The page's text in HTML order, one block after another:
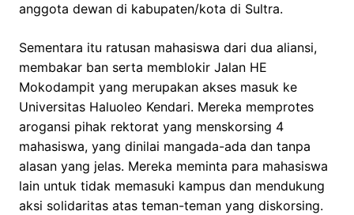
anggota dewan di kabupaten/kota di Sultra.
Sementara itu ratusan mahasiswa dari dua aliansi,
membakar ban serta memblokir Jalan HE
Mokodampit yang merupakan akses masuk ke
Universitas Haluoleo Kendari. Mereka memprotes
arogansi pihak rektorat yang menskorsing 4
mahasiswa, yang dinilai mangada-ada dan tanpa
alasan yang jelas. Mereka meminta para mahasiswa
lain untuk tidak memasuki kampus dan mendukung
aksi solidaritas atas teman-teman yang diskorsing.